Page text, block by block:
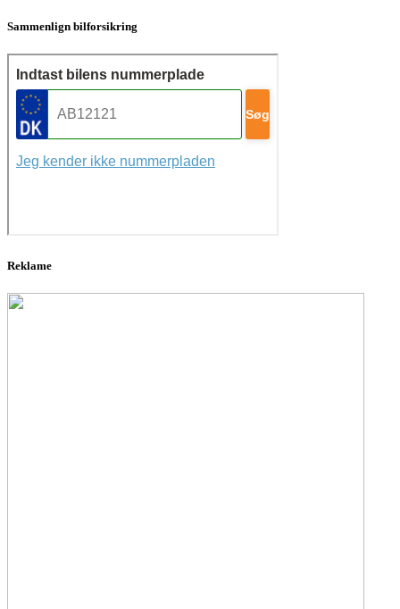
Sammenlign bilforsikring
Reklame